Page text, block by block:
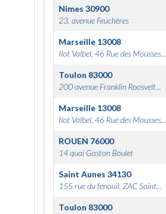
Nimes 30900
23, avenue Feuchères
Marseille 13008
Ilot Valbel, 46 Rue des Mousses...
Toulon 83000
200 avenue Franklin Roosvelt...
Marseille 13008
Ilot Valbel, 46 Rue des Mousses...
ROUEN 76000
14 quai Gaston Boulet
Saint Aunes 34130
155 rue du fenouil, ZAC Saint...
Toulon 83000